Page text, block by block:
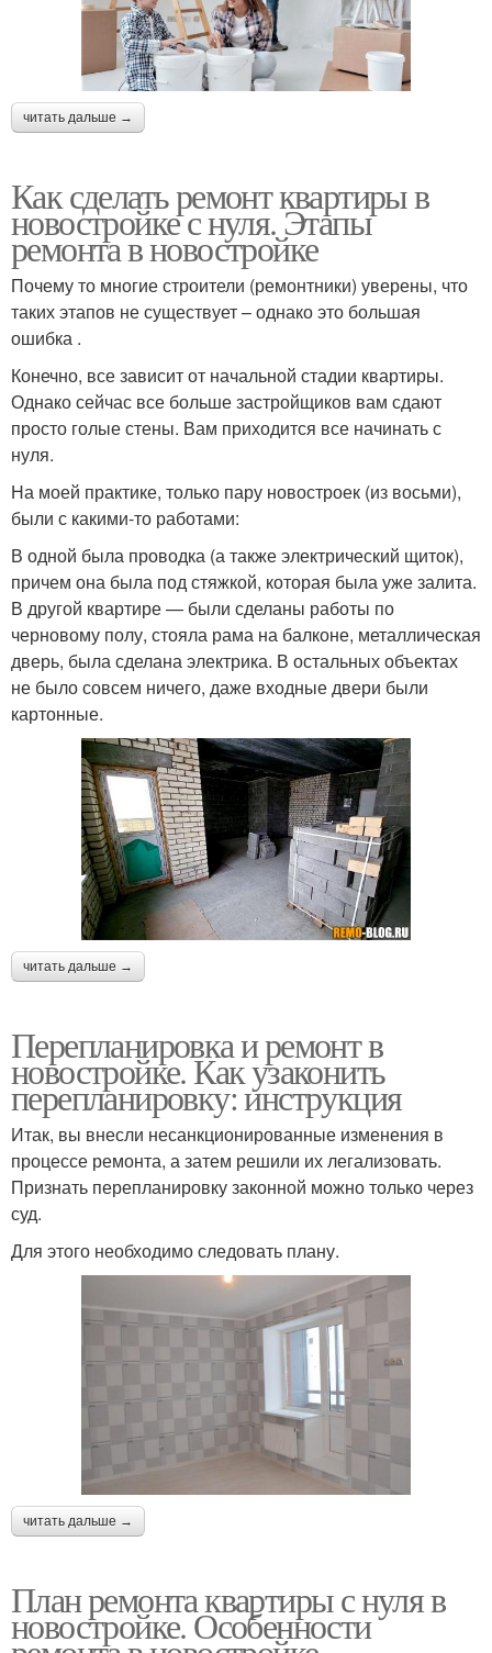
читать дальше →
Как сделать ремонт квартиры в
новостройке с нуля. Этапы
ремонта в новостройке
Почему то многие строители (ремонтники) уверены, что
таких этапов не существует – однако это большая
ошибка .
Конечно, все зависит от начальной стадии квартиры.
Однако сейчас все больше застройщиков вам сдают
просто голые стены. Вам приходится все начинать с
нуля.
На моей практике, только пару новостроек (из восьми),
были с какими-то работами:
В одной была проводка (а также электрический щиток),
причем она была под стяжкой, которая была уже залита.
В другой квартире — были сделаны работы по
черновому полу, стояла рама на балконе, металлическая
дверь, была сделана электрика. В остальных объектах
не было совсем ничего, даже входные двери были
картонные.
читать дальше →
Перепланировка и ремонт в
новостройке. Как узаконить
перепланировку: инструкция
Итак, вы внесли несанкционированные изменения в
процессе ремонта, а затем решили их легализовать.
Признать перепланировку законной можно только через
суд.
Для этого необходимо следовать плану.
читать дальше →
План ремонта квартиры с нуля в
новостройке. Особенности